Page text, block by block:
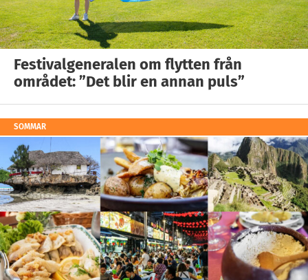
Festivalgeneralen om flytten från
området: ”Det blir en annan puls”
SOMMAR